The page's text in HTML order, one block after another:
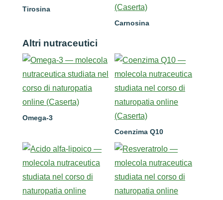
Tirosina
Carnosina
Altri nutraceutici
Omega-3
Coenzima Q10